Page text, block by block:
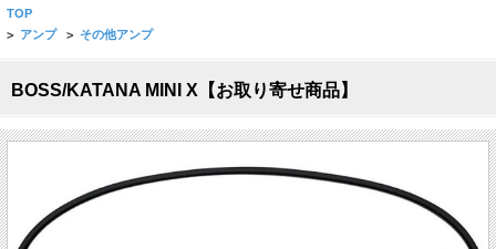
TOP
> アンプ > その他アンプ
BOSS/KATANA MINI X【お取り寄せ商品】